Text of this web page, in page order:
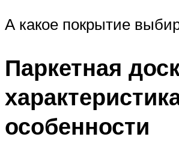
А какое покрытие
Паркетная
особенности